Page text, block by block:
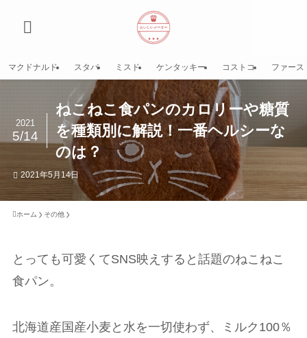
マクドナルド スタバ ミスド ケンタッキー コストコ ファース
ねこねこ食パンのカロリーや糖質
を種類別に解説！一番ヘルシーな
のは？
2021
5/14
2021年5月14日
ホーム その他
とっても可愛くてSNS映えすると話題のねこねこ
食パン。
北海道産国産小麦と水を一切使わず、ミルク100％